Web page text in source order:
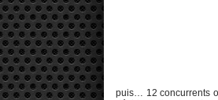
puis… 12 concurrents